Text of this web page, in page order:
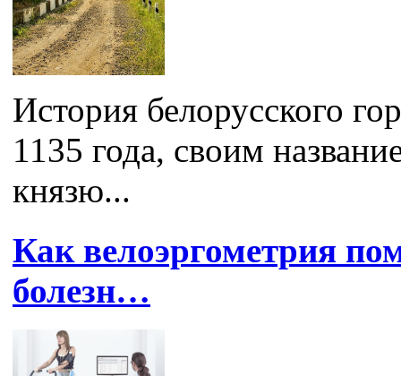
История белорусского
1135 года, своим
князю...
Как велоэргометрия
болезн…